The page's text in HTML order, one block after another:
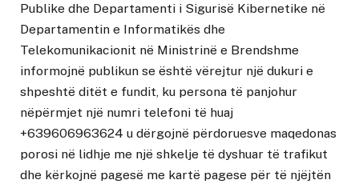
Publike dhe Departamenti i Sigurisë Kibernetike në
Departamentin e Informatikës dhe
Telekomunikacionit në Ministrinë e Brendshme
informojnë publikun se është vërejtur një dukuri e
shpeshtë ditët e fundit, ku persona të panjohur
nëpërmjet një numri telefoni të huaj
+639606963624 u dërgojnë përdoruesve maqedonas
porosi në lidhje me një shkelje të dyshuar të trafikut
dhe kërkojnë pagesë me kartë pagese për të njëjtën